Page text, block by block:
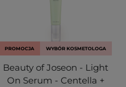
PROMOCJA WYBÓR KOSMETOLOGA
Beauty of Joseon - Light
On Serum - Centella +